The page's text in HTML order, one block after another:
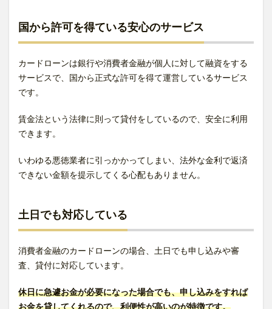
国から許可を得ている安心のサービス
カードローンは銀行や消費者金融が個人に対して融資をする
サービスで、国から正式な許可を得て運営しているサービス
です。
賃金法という法律に則って貸付をしているので、安全に利用
できます。
いわゆる悪徳業者に引っかかってしまい、法外な金利で返済
できない金額を提示してくる心配もありません。
土日でも対応している
消費者金融のカードローンの場合、土日でも申し込みや審
査、貸付に対応しています。
休日に急遽お金が必要になった場合でも、申し込みをすれば
お金を貸してくれるので、利便性が高いのが特徴です。